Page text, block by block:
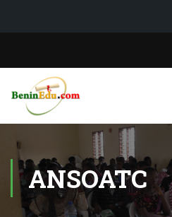
ANSOATC